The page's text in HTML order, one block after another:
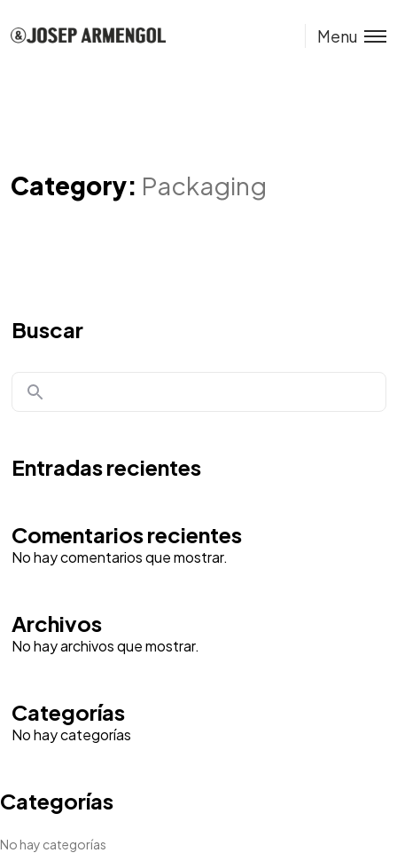
Menu
Category: Packaging
Buscar
Entradas recientes
Comentarios recientes
No hay comentarios que mostrar.
Archivos
No hay archivos que mostrar.
Categorías
No hay categorías
Categorías
No hay categorías